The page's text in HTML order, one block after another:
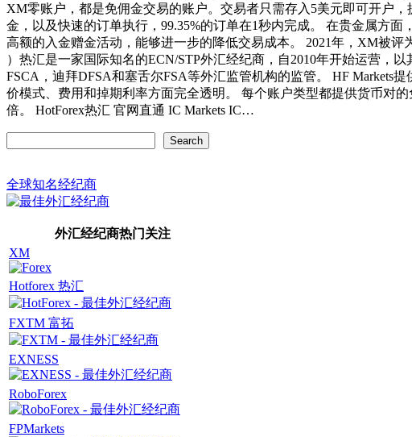
XM零账户，都是免佣金交易的账户。交易者只需存入5美元即可开户
金，以及快速的订单执行，99.35%的订单在1秒内完成。 在贵金属方
高额的入金赠金活动，能够进一步的降低交易成本。 2021年，XM被评
）热汇是一家国际知名的ECN/STP外汇经纪商，自2010年开始运营，
FSCA，迪拜DFSA和塞舌尔FSA等外汇监管机构的监管。 HF Markets
价模式、费用和掉期利率方面完全透明。 每个账户类型都提供货币对
倍。 HotForex热汇 官网直通 IC Markets IC…
Search
全球知名经纪商
外汇经纪商热门关注
XM
Hotforex 热汇
FXTM 富拓
EXNESS
RoboForex
FPMarkets